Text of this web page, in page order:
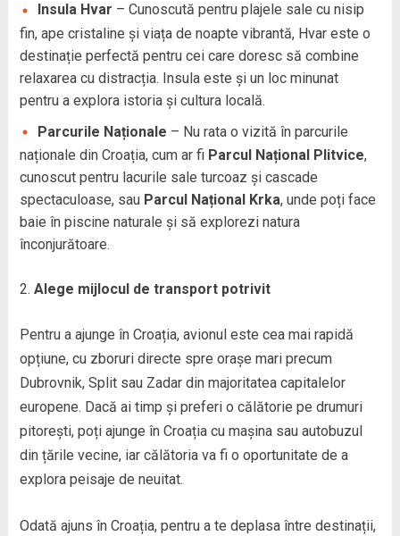
Insula Hvar – Cunoscută pentru plajele sale cu nisip
fin, ape cristaline și viața de noapte vibrantă, Hvar este o
destinație perfectă pentru cei care doresc să combine
relaxarea cu distracția. Insula este și un loc minunat
pentru a explora istoria și cultura locală.
Parcurile Naționale – Nu rata o vizită în parcurile
naționale din Croația, cum ar fi Parcul Național Plitvice,
cunoscut pentru lacurile sale turcoaz și cascade
spectaculoase, sau Parcul Național Krka, unde poți face
baie în piscine naturale și să explorezi natura
înconjurătoare.
Alege mijlocul de transport potrivit
Pentru a ajunge în Croația, avionul este cea mai rapidă
opțiune, cu zboruri directe spre orașe mari precum
Dubrovnik, Split sau Zadar din majoritatea capitalelor
europene. Dacă ai timp și preferi o călătorie pe drumuri
pitorești, poți ajunge în Croația cu mașina sau autobuzul
din țările vecine, iar călătoria va fi o oportunitate de a
explora peisaje de neuitat.
Odată ajuns în Croația, pentru a te deplasa între destinații,